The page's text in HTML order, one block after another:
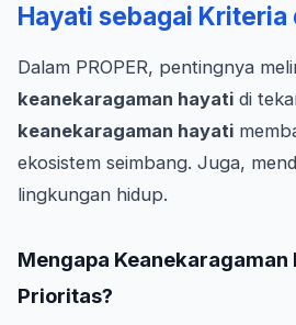
Hayati sebagai Kriteria
Dalam PROPER, pentingnya
keanekaragaman hayati di
keanekaragaman hayati
ekosistem seimbang. Juga,
lingkungan hidup.
Mengapa Keanekaragaman
Prioritas?